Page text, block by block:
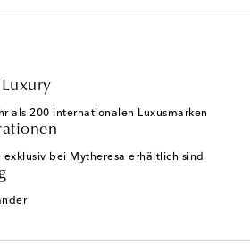
als 200 internationalen Luxusmarken
bei Mytheresa erhältlich sind